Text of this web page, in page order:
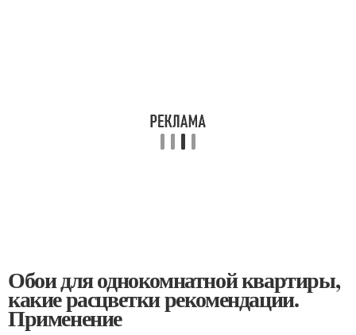
Обои для однокомнатной квартиры,
какие расцветки рекомендации.
Применение